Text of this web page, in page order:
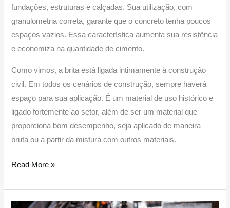
fundações, estruturas e calçadas. Sua utilização, com
granulometria correta, garante que o concreto tenha poucos
espaços vazios. Essa característica aumenta sua resistência
e economiza na quantidade de cimento.
Como vimos, a brita está ligada intimamente à construção
civil. Em todos os cenários de construção, sempre haverá
espaço para sua aplicação. É um material de uso histórico e
ligado fortemente ao setor, além de ser um material que
proporciona bom desempenho, seja aplicado de maneira
bruta ou a partir da mistura com outros materiais.
Read More »